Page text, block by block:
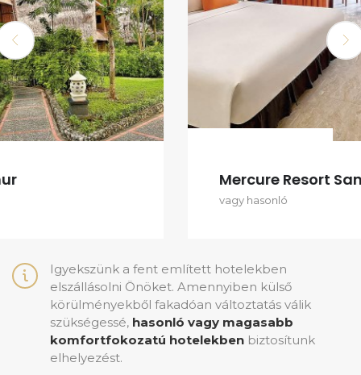
Igyekszünk a fent említett hotelekben
elszállásolni Önöket. Amennyiben külső
körülményekből fakadóan változtatás válik
szükségessé, hasonló vagy magasabb
komfortfokozatú hotelekben biztosítunk
elhelyezést.